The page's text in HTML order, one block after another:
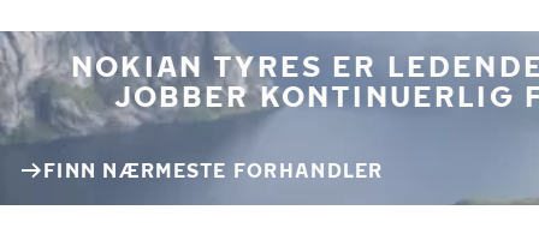
NOKIAN TYRES ER
JOBBER KONTINUERLIG
FINN NÆRMESTE FORHANDLER